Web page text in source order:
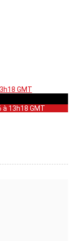
GMT
à 13h18 GMT